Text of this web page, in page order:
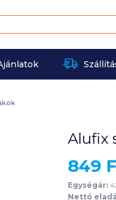
Alufix
849
Egységár:
Nettó